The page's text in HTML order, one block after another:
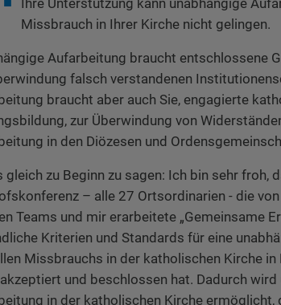
Missbrauch in Ihrer Kirche nicht gelingen.
Aufarbeitung braucht entschlossene
falsch verstandenen
braucht aber auch Sie, engagierte
zur Überwindung von
in den Diözesen und
gleich zu Beginn zu sagen: Ich bin sehr froh,
– alle 27 Ortsordinarien - die
Teams und mir erarbeitete „Gemeinsame
Kriterien und Standards für eine
Missbrauchs in der katholischen Kirche in
und beschlossen hat. Dadurch wird
in der katholischen Kirche ermöglicht,